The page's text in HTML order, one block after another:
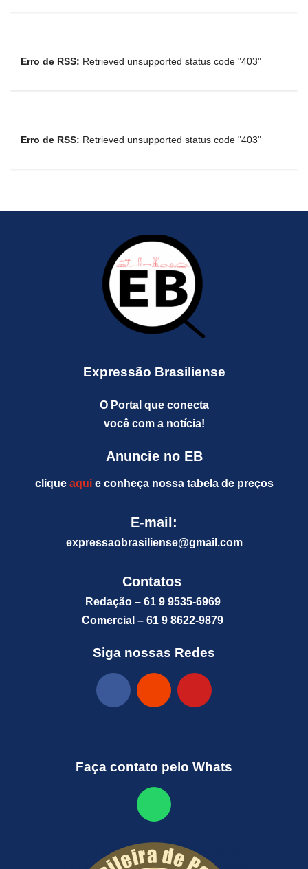
Erro de RSS: Retrieved unsupported status code "403"
Erro de RSS: Retrieved unsupported status code "403"
Expressão Brasiliense
O Portal que conecta
você com a notícia!
Anuncie no EB
clique aquie conheça nossa tabela de preços
E-mail:
expressaobrasiliense@gmail.com
Contatos
Redação – 61 9 9535-6969
Comercial – 61 9 8622-9879
Siga nossas Redes
Faça contato pelo Whats